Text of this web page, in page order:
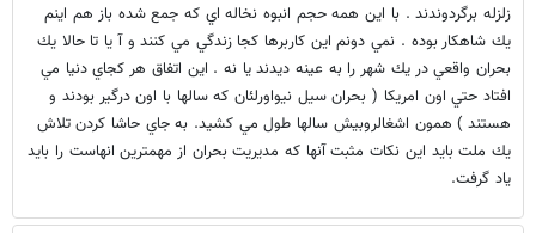
زلزله برگردوندند . با اين همه حجم انبوه نخاله اي كه جمع شده باز هم اينم
يك شاهكار بوده . نمي دونم اين كاربرها كجا زندگي مي كنند و آ يا تا حالا يك
بحران واقعي در يك شهر را به عينه ديدند يا نه . اين اتفاق هر كجاي دنيا مي
افتاد حتي اون امريكا ( بحران سيل نيواورلئان كه سالها با اون درگير بودند و
هستند ) همون اشغالروبيش سالها طول مي كشيد. به جاي حاشا كردن تلاش
يك ملت بايد اين نكات مثبت آنها كه مديريت بحران از مهمترين انهاست را بايد
ياد گرفت.